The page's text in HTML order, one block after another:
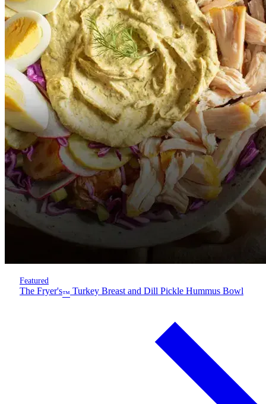
Featured
The Fryer's™ Turkey Breast and Dill Pickle Hummus Bowl